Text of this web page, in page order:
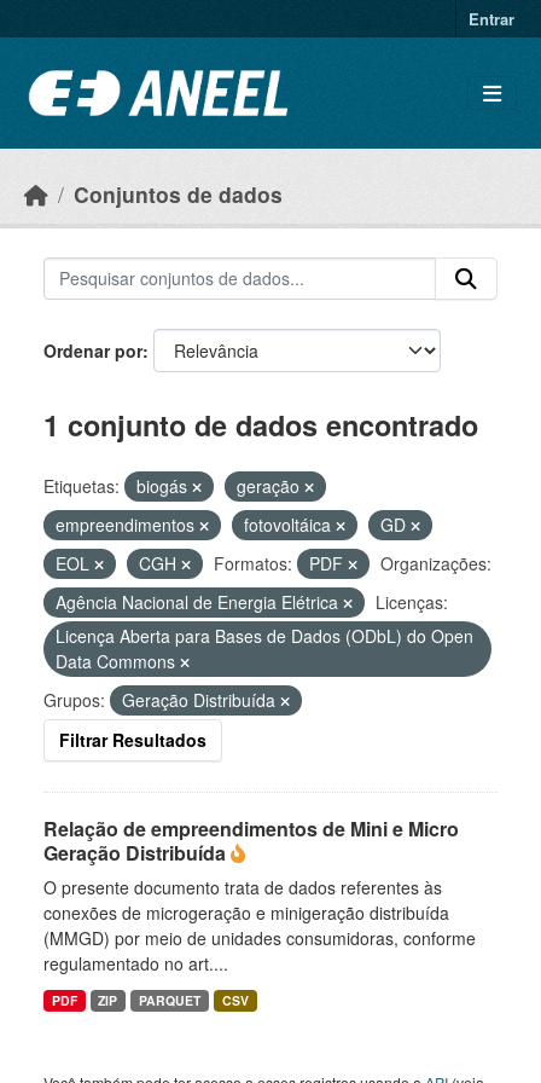
Entrar
Conjuntos de dados
Ordenar por
1 conjunto de dados encontrado
Etiquetas: biogás
geração
empreendimentos
fotovoltáica
GD
EOL
CGH Formatos: PDF
Organizações:
Agência Nacional de Energia Elétrica
Licenças:
Licença Aberta para Bases de Dados (ODbL) do Open
Data Commons
Grupos:
Geração Distribuída
Filtrar Resultados
Relação de empreendimentos de Mini e Micro
Geração Distribuída
O presente documento trata de dados referentes às
conexões de microgeração e minigeração distribuída
(MMGD) por meio de unidades consumidoras, conforme
regulamentado no art....
PDF ZIP PARQUET CSV